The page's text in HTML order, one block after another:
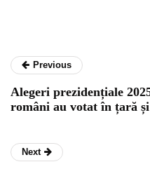
Previous
Alegeri prezidențiale
români au votat în țară
Next